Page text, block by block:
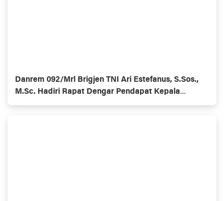
Danrem 092/Mrl Brigjen TNI Ari Estefanus, S.Sos.,
M.Sc. Hadiri Rapat Dengar Pendapat Kepala
Daerah Se-Provinsi Kalimantan Utara